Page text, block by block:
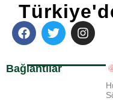
Bağlantılar